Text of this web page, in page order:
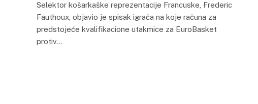
Selektor košarkaške reprezentacije Francuske, Frederic
Fauthoux, objavio je spisak igrača na koje računa za
predstojeće kvalifikacione utakmice za EuroBasket
protiv…